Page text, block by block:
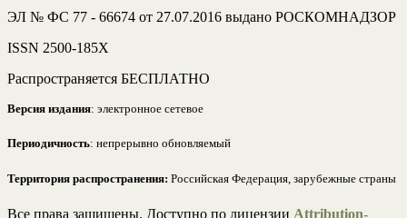
ЭЛ № ФС 77 - 66674 от 27.07.2016 выдано РОСКОМНАДЗОР
ISSN 2500-185Х
Распространяется БЕСПЛАТНО
Версия издания: электронное сетевое
Периодичность: непрерывно обновляемый
Территория распространения: Российская Федерация, зарубежные страны
Все права защищены. Доступно по лицензии Attribution-